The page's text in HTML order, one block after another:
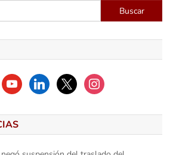
Buscar:
youtubelinkedinx instagram